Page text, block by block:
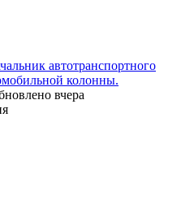
автотранспортного
колонны.
вчера